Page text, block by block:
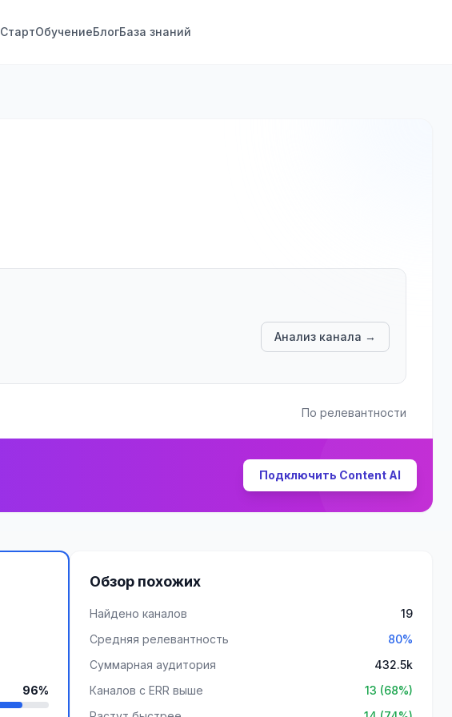
СтартОбучениеБлогБаза знаний
Анализ канала →
По релевантности
Подключить Content AI
96%
Обзор похожих
Найдено каналов
19
Средняя релевантность
80%
Суммарная аудитория
432.5k
Каналов с ERR выше
13 (68%)